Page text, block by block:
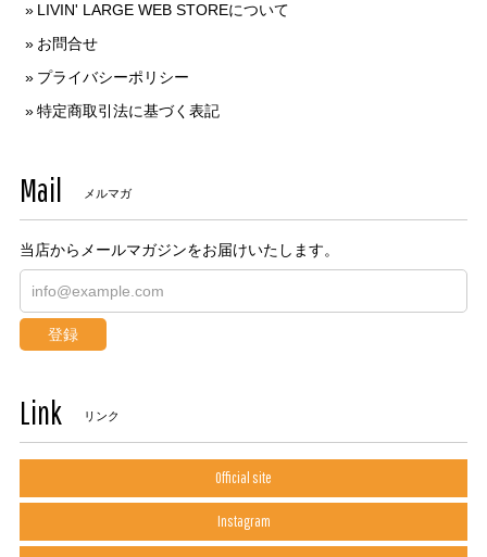
LIVIN' LARGE WEB STOREについて
お問合せ
プライバシーポリシー
特定商取引法に基づく表記
Mail メルマガ
当店からメールマガジンをお届けいたします。
登録
Link リンク
Official site
Instagram